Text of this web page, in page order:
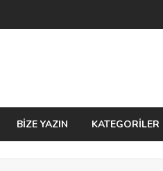
BİZE YAZIN KATEGORİLER